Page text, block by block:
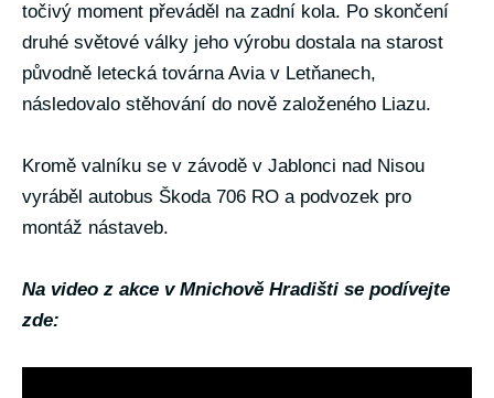
točivý moment převáděl na zadní kola. Po skončení
druhé světové války jeho výrobu dostala na starost
původně letecká továrna Avia v Letňanech,
následovalo stěhování do nově založeného Liazu.
Kromě valníku se v závodě v Jablonci nad Nisou
vyráběl autobus Škoda 706 RO a podvozek pro
montáž nástaveb.
Na video z akce v Mnichově Hradišti se podívejte
zde: